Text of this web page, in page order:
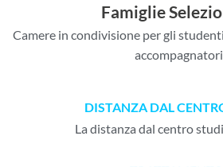
Famiglie
Camere in condivisione per gli
accompagnatori
DISTANZA DAL
La distanza dal centro